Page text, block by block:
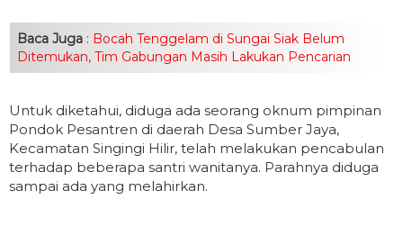
Baca Juga : Bocah Tenggelam di Sungai Siak Belum
Ditemukan, Tim Gabungan Masih Lakukan Pencarian
Untuk diketahui, diduga ada seorang oknum pimpinan
Pondok Pesantren di daerah Desa Sumber Jaya,
Kecamatan Singingi Hilir, telah melakukan pencabulan
terhadap beberapa santri wanitanya. Parahnya diduga
sampai ada yang melahirkan.